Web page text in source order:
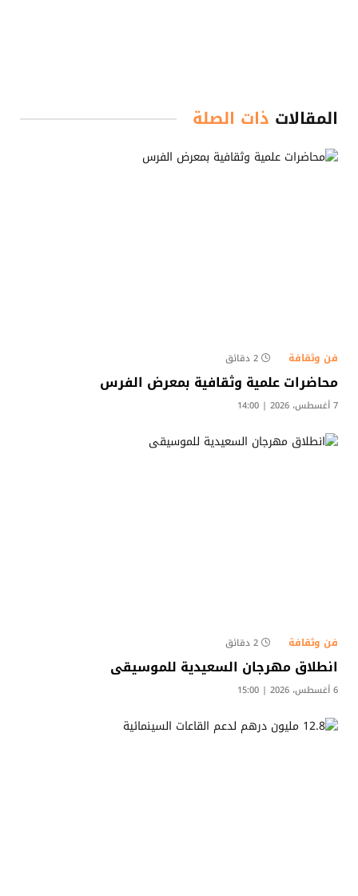
المقالات ذات الصلة
فن وثقافة 2 دقائق
محاضرات علمية وثقافية بمعرض الفرس
7 أغسطس، 2026 | 14:00
فن وثقافة 2 دقائق
انطلاق مهرجان السعيدية للموسيقى
6 أغسطس، 2026 | 15:00